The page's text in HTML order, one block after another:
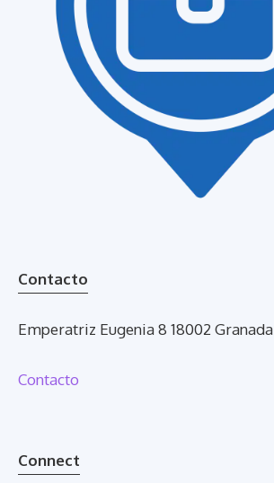
Contacto
Emperatriz Eugenia 8 18002 Granada
Contacto
Connect